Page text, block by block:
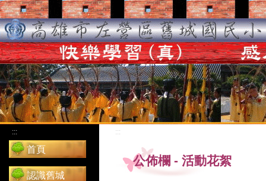
:::
首頁
認識舊城
:::
公佈欄 - 活動花絮